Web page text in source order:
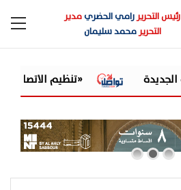
رئيس التحريررامي الحضريمدير
التحريرمحمد سليمان
«تنظيم الاتصالات»